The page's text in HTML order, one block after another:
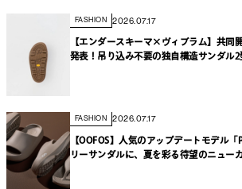
FASHION 2026.07.17
【エンダースキーマ×ヴィブラム】共同
発表！吊り込み不要の独自構造サンダル
FASHION 2026.07.17
【OOFOS】人気のアップデートモデル
リーサンダルに、夏を彩る待望のニュー